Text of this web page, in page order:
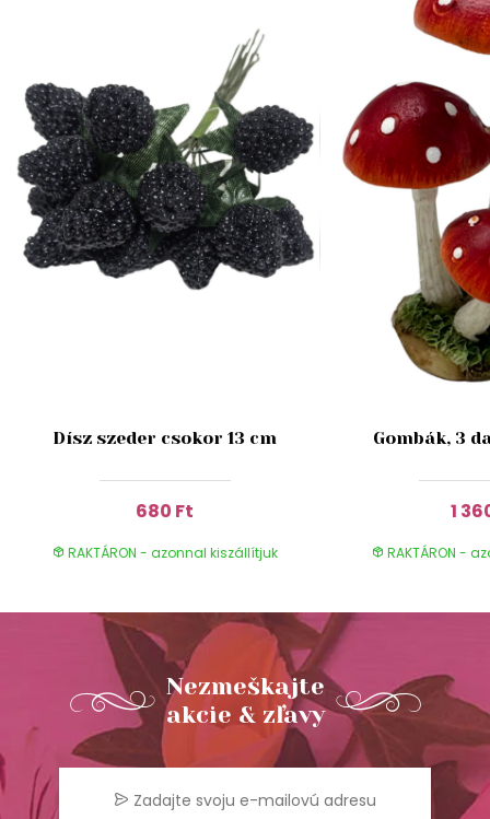
Dísz szeder csokor 13 cm
680 Ft
RAKTÁRON - azonnal kiszállítjuk
Gombák, 3
1
RAKTÁRON -
Nezmeškajte
akcie & zľavy